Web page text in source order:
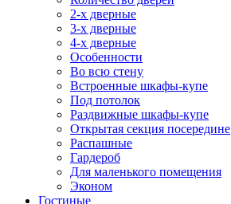
2-х дверные
3-х дверные
4-х дверные
Особенности
Во всю стену
Встроенные шкафы-купе
Под потолок
Раздвижные шкафы-купе
Открытая секция посередине
Распашные
Гардероб
Для маленького помещения
Эконом
Гостиные